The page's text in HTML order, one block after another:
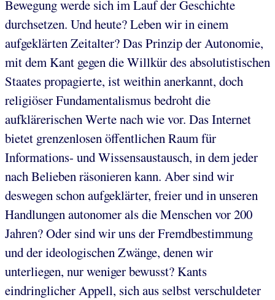
Bewegung werde sich im Lauf der Geschichte
durchsetzen. Und heute? Leben wir in einem
aufgeklärten Zeitalter? Das Prinzip der Autonomie,
mit dem Kant gegen die Willkür des absolutistischen
Staates propagierte, ist weithin anerkannt, doch
religiöser Fundamentalismus bedroht die
aufklärerischen Werte nach wie vor. Das Internet
bietet grenzenlosen öffentlichen Raum für
Informations- und Wissensaustausch, in dem jeder
nach Belieben räsonieren kann. Aber sind wir
deswegen schon aufgeklärter, freier und in unseren
Handlungen autonomer als die Menschen vor 200
Jahren? Oder sind wir uns der Fremdbestimmung
und der ideologischen Zwänge, denen wir
unterliegen, nur weniger bewusst? Kants
eindringlicher Appell, sich aus selbst verschuldeter